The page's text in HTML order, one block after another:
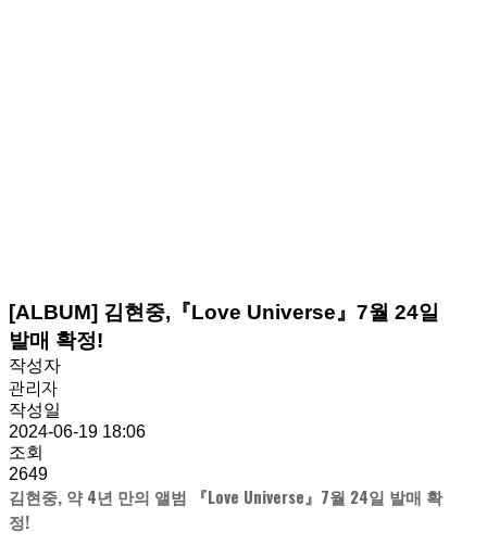
[ALBUM] 김현중,『Love Universe』7월 24일
발매 확정!
작성자
관리자
작성일
2024-06-19 18:06
조회
2649
김현중, 약 4년 만의 앨범 『Love Universe』7월 24일 발매 확
정!